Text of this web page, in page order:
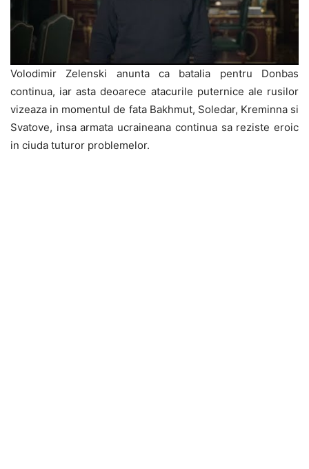
Volodimir Zelenski anunta ca batalia pentru Donbas
continua, iar asta deoarece atacurile puternice ale rusilor
vizeaza in momentul de fata Bakhmut, Soledar, Kreminna si
Svatove, insa armata ucraineana continua sa reziste eroic
in ciuda tuturor problemelor.